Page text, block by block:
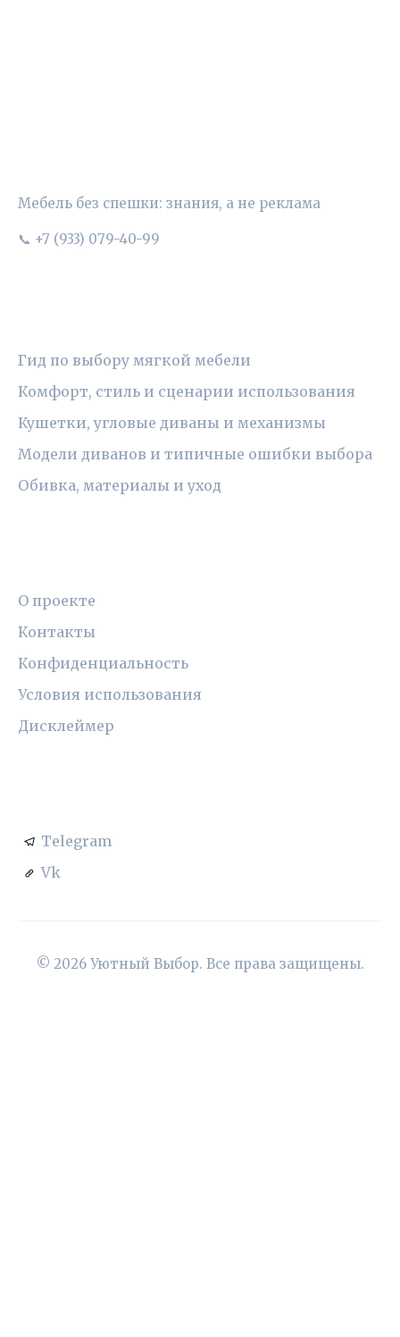
Мебель без спешки: знания, а не реклама
📞 +7 (933) 079-40-99
Гид по выбору мягкой мебели
Комфорт, стиль и сценарии использования
Кушетки, угловые диваны и механизмы
Модели диванов и типичные ошибки выбора
Обивка, материалы и уход
О проекте
Контакты
Конфиденциальность
Условия использования
Дисклеймер
Telegram
Vk
© 2026 Уютный Выбор. Все права защищены.